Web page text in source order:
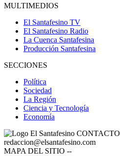
MULTIMEDIOS
El Santafesino TV
El Santafesino Radio
La Cuenca Santafesina
Producción Santafesina
SECCIONES
Política
Sociedad
La Región
Ciencia y Tecnología
Economía
CONTACTO
redaccion@elsantafesino.com
MAPA DEL SITIO --